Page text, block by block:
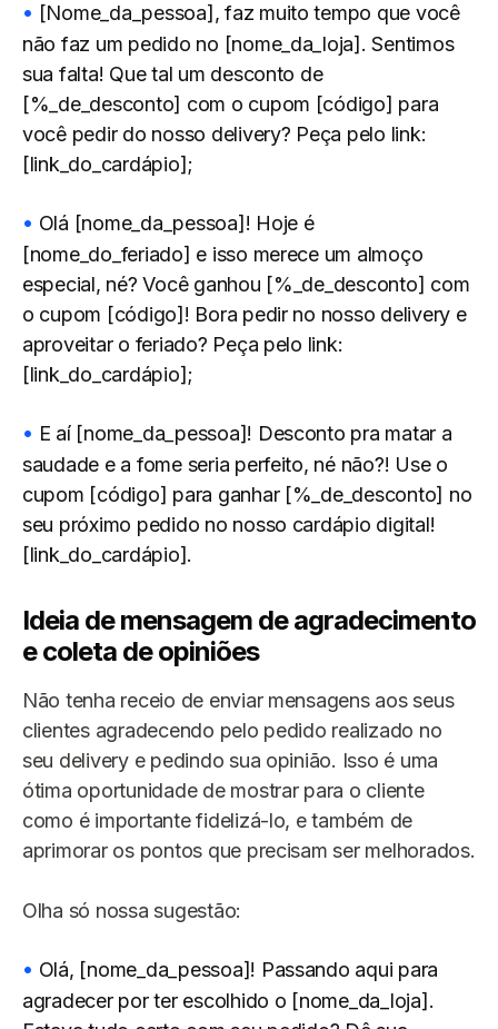
[Nome_da_pessoa], faz muito tempo que você
não faz um pedido no [nome_da_loja]. Sentimos
sua falta! Que tal um desconto de
[%_de_desconto] com o cupom [código] para
você pedir do nosso delivery? Peça pelo link:
[link_do_cardápio];
Olá [nome_da_pessoa]! Hoje é
[nome_do_feriado] e isso merece um almoço
especial, né? Você ganhou [%_de_desconto] com
o cupom [código]! Bora pedir no nosso delivery e
aproveitar o feriado? Peça pelo link:
[link_do_cardápio];
E aí [nome_da_pessoa]! Desconto pra matar a
saudade e a fome seria perfeito, né não?! Use o
cupom [código] para ganhar [%_de_desconto] no
seu próximo pedido no nosso cardápio digital!
[link_do_cardápio].
Ideia de mensagem de agradecimento
e coleta de opiniões
Não tenha receio de enviar mensagens aos seus
clientes agradecendo pelo pedido realizado no
seu delivery e pedindo sua opinião. Isso é uma
ótima oportunidade de mostrar para o cliente
como é importante fidelizá-lo, e também de
aprimorar os pontos que precisam ser melhorados.
Olha só nossa sugestão:
Olá, [nome_da_pessoa]! Passando aqui para
agradecer por ter escolhido o [nome_da_loja].